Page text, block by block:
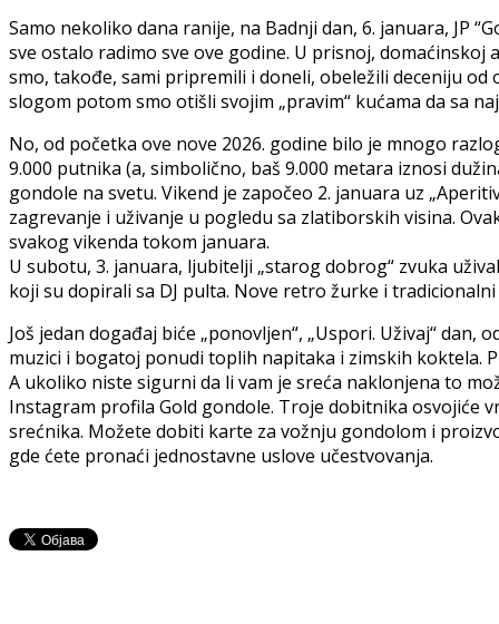
Samo nekoliko dana ranije, na Badnji dan, 6. januara, JP
sve ostalo radimo sve ove godine. U prisnoj,
smo, takođe, sami pripremili i doneli, obeležili deceniju
slogom potom smo otišli svojim „pravim“ kućama da sa
No, od početka ove nove 2026. godine bilo je mnogo
9.000 putnika (a, simbolično, baš 9.000 metara iznosi
gondole na svetu. Vikend je započeo 2. januara uz
zagrevanje i uživanje u pogledu sa zlatiborskih visina.
svakog vikenda tokom januara.
U subotu, 3. januara, ljubitelji „starog dobrog“ zvuka
koji su dopirali sa DJ pulta. Nove retro žurke i
Još jedan događaj biće „ponovljen“, „Uspori. Uživaj“
muzici i bogatoj ponudi toplih napitaka i zimskih koktela.
A ukoliko niste sigurni da li vam je sreća naklonjena to
Instagram profila Gold gondole. Troje dobitnika osvojiće
srećnika. Možete dobiti karte za vožnju gondolom i
gde ćete pronaći jednostavne uslove učestvovanja.